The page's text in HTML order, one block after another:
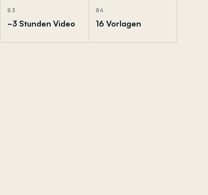
03
~3 Stunden Video
04
16 Vorlagen